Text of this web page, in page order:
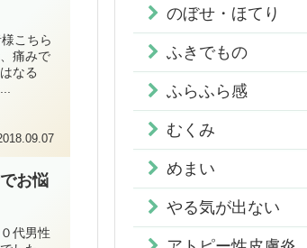
こちら
痛みで
なる
お悩
代男性
のぼせ・ほてり
ふきでもの
ふらふら感
むくみ
めまい
やる気が出ない